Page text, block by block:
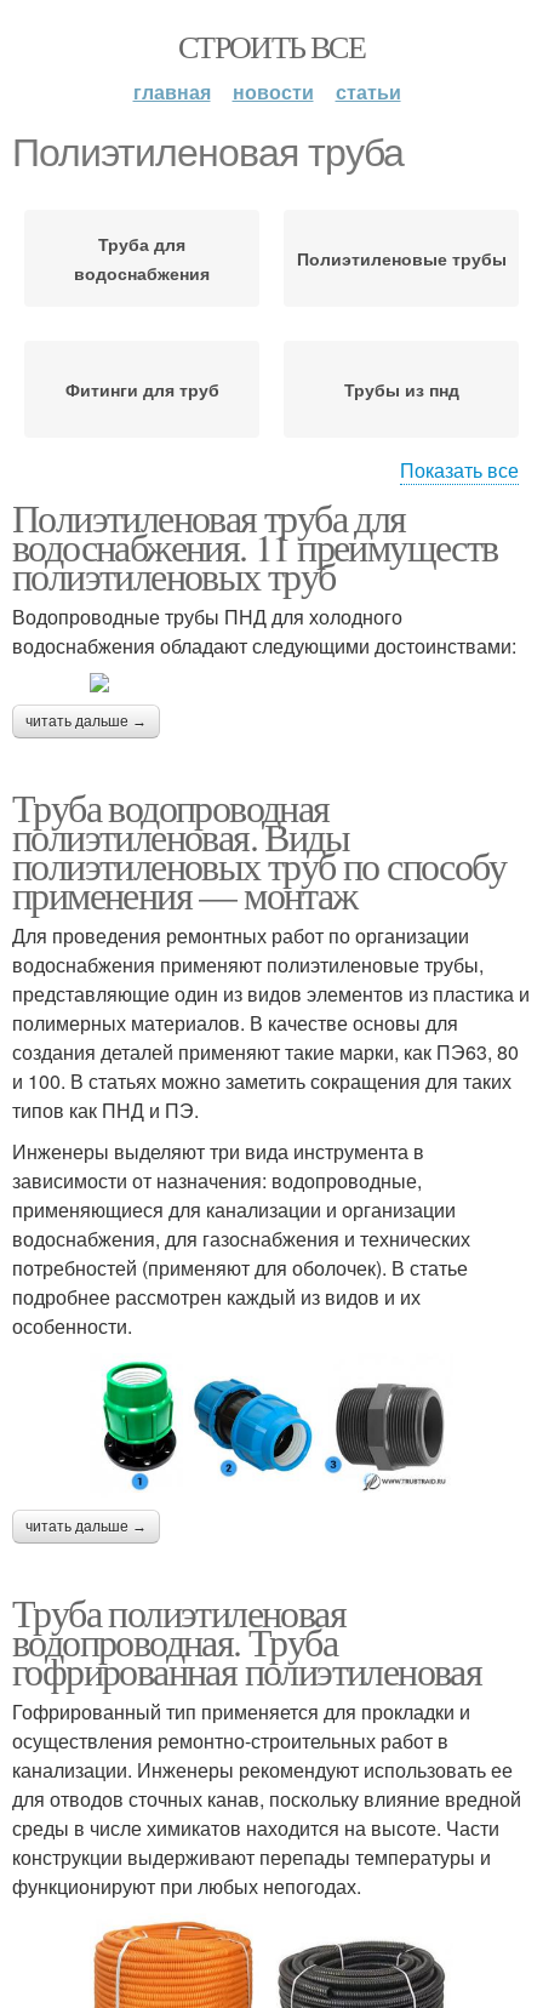
СТРОИТЬ ВСЕ
главная новости статьи
Полиэтиленовая труба
Труба для
водоснабжения
Полиэтиленовые трубы
Фитинги для труб Трубы из пнд
трубой
Трубы по способу
Полипропиленовая
Полипропиленовые
водопровода
Пластиковые трубы
Поливинилхлоридные
трубы
Канализационные
трубы
Показать все
Полиэтиленовая труба для
водоснабжения. 11 преимуществ
полиэтиленовых труб
Водопроводные трубы ПНД для холодного
водоснабжения обладают следующими достоинствами:
читать дальше →
Труба водопроводная
полиэтиленовая. Виды
полиэтиленовых труб по способу
применения — монтаж
Для проведения ремонтных работ по организации
водоснабжения применяют полиэтиленовые трубы,
представляющие один из видов элементов из пластика и
полимерных материалов. В качестве основы для
создания деталей применяют такие марки, как ПЭ63, 80
и 100. В статьях можно заметить сокращения для таких
типов как ПНД и ПЭ.
Инженеры выделяют три вида инструмента в
зависимости от назначения: водопроводные,
применяющиеся для канализации и организации
водоснабжения, для газоснабжения и технических
потребностей (применяют для оболочек). В статье
подробнее рассмотрен каждый из видов и их
особенности.
читать дальше →
Труба полиэтиленовая
водопроводная. Труба
гофрированная полиэтиленовая
Гофрированный тип применяется для прокладки и
осуществления ремонтно-строительных работ в
канализации. Инженеры рекомендуют использовать ее
для отводов сточных канав, поскольку влияние вредной
среды в числе химикатов находится на высоте. Части
конструкции выдерживают перепады температуры и
функционируют при любых непогодах.